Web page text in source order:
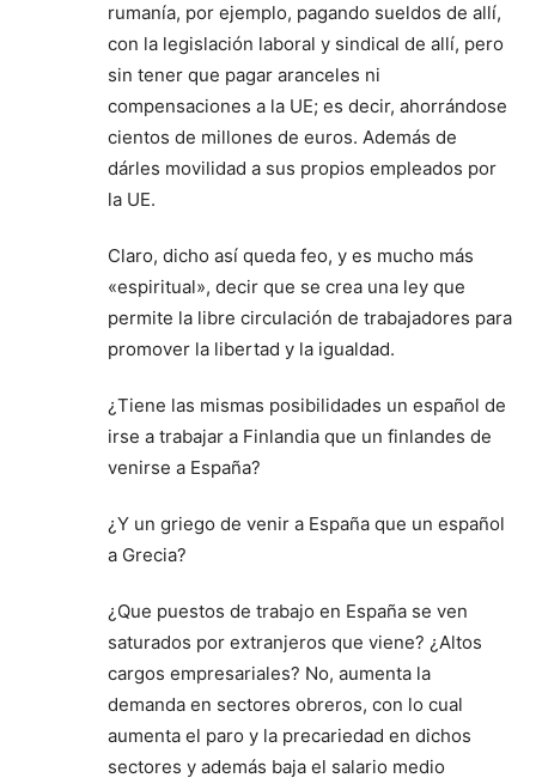
rumanía, por ejemplo, pagando sueldos de allí,
con la legislación laboral y sindical de allí, pero
sin tener que pagar aranceles ni
compensaciones a la UE; es decir, ahorrándose
cientos de millones de euros. Además de
dárles movilidad a sus propios empleados por
la UE.
Claro, dicho así queda feo, y es mucho más
«espiritual», decir que se crea una ley que
permite la libre circulación de trabajadores para
promover la libertad y la igualdad.
¿Tiene las mismas posibilidades un español de
irse a trabajar a Finlandia que un finlandes de
venirse a España?
¿Y un griego de venir a España que un español
a Grecia?
¿Que puestos de trabajo en España se ven
saturados por extranjeros que viene? ¿Altos
cargos empresariales? No, aumenta la
demanda en sectores obreros, con lo cual
aumenta el paro y la precariedad en dichos
sectores y además baja el salario medio